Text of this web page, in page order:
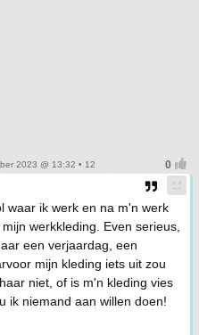
2023 @ 13:32 • 12
waar ik werk en na m'n werk
werkkleding. Even serieus,
een verjaardag, een
mijn kleding iets uit zou
niet, of is m'n kleding vies
ik niemand aan willen doen!